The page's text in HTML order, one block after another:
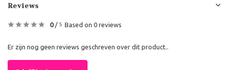
Reviews
0/ 5 Based on 0 reviews
Er zijn nog geen reviews geschreven over dit product..